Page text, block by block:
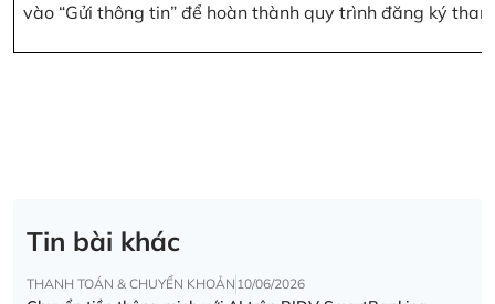
vào “Gửi thông tin” để hoàn thành quy trình đăng ký
Tin bài khác
THANH TOÁN & CHUYỂN KHOẢN 10/06/2026